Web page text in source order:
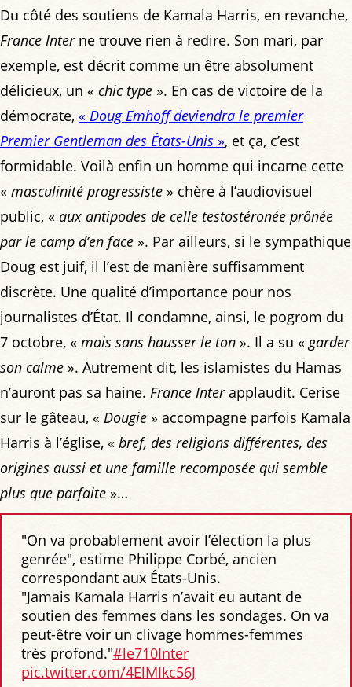
Du côté des soutiens de Kamala Harris, en revanche,
France Interne trouve rien à redire. Son mari, par
exemple, est décrit comme un être absolument
délicieux, un « chic type ». En cas de victoire de la
démocrate, « Doug Emhoff deviendra le premier
Premier Gentleman des États-Unis », et ça, c’est
formidable. Voilà enfin un homme qui incarne cette
« masculinité progressiste » chère à l’audiovisuel
public, « aux antipodes de celle testostéronée prônée
par le camp d’en face ». Par ailleurs, si le sympathique
Doug est juif, il l’est de manière suffisamment
discrète. Une qualité d’importance pour nos
journalistes d’État. Il condamne, ainsi, le pogrom du
7 octobre, « mais sans hausser le ton ». Il a su «garder
son calme ». Autrement dit, les islamistes du Hamas
n’auront pas sa haine. France Interapplaudit. Cerise
sur le gâteau, « Dougie » accompagne parfois Kamala
Harris à l’église, « bref, des religions différentes, des
origines aussi et une famille recomposée qui semble
plus que parfaite »…
"On va probablement avoir l’élection la plus
genrée", estime Philippe Corbé, ancien
correspondant aux États-Unis.
"Jamais Kamala Harris n’avait eu autant de
soutien des femmes dans les sondages. On va
peut-être voir un clivage hommes-femmes
très profond."#le710Inter
pic.twitter.com/4ElMIkc56J